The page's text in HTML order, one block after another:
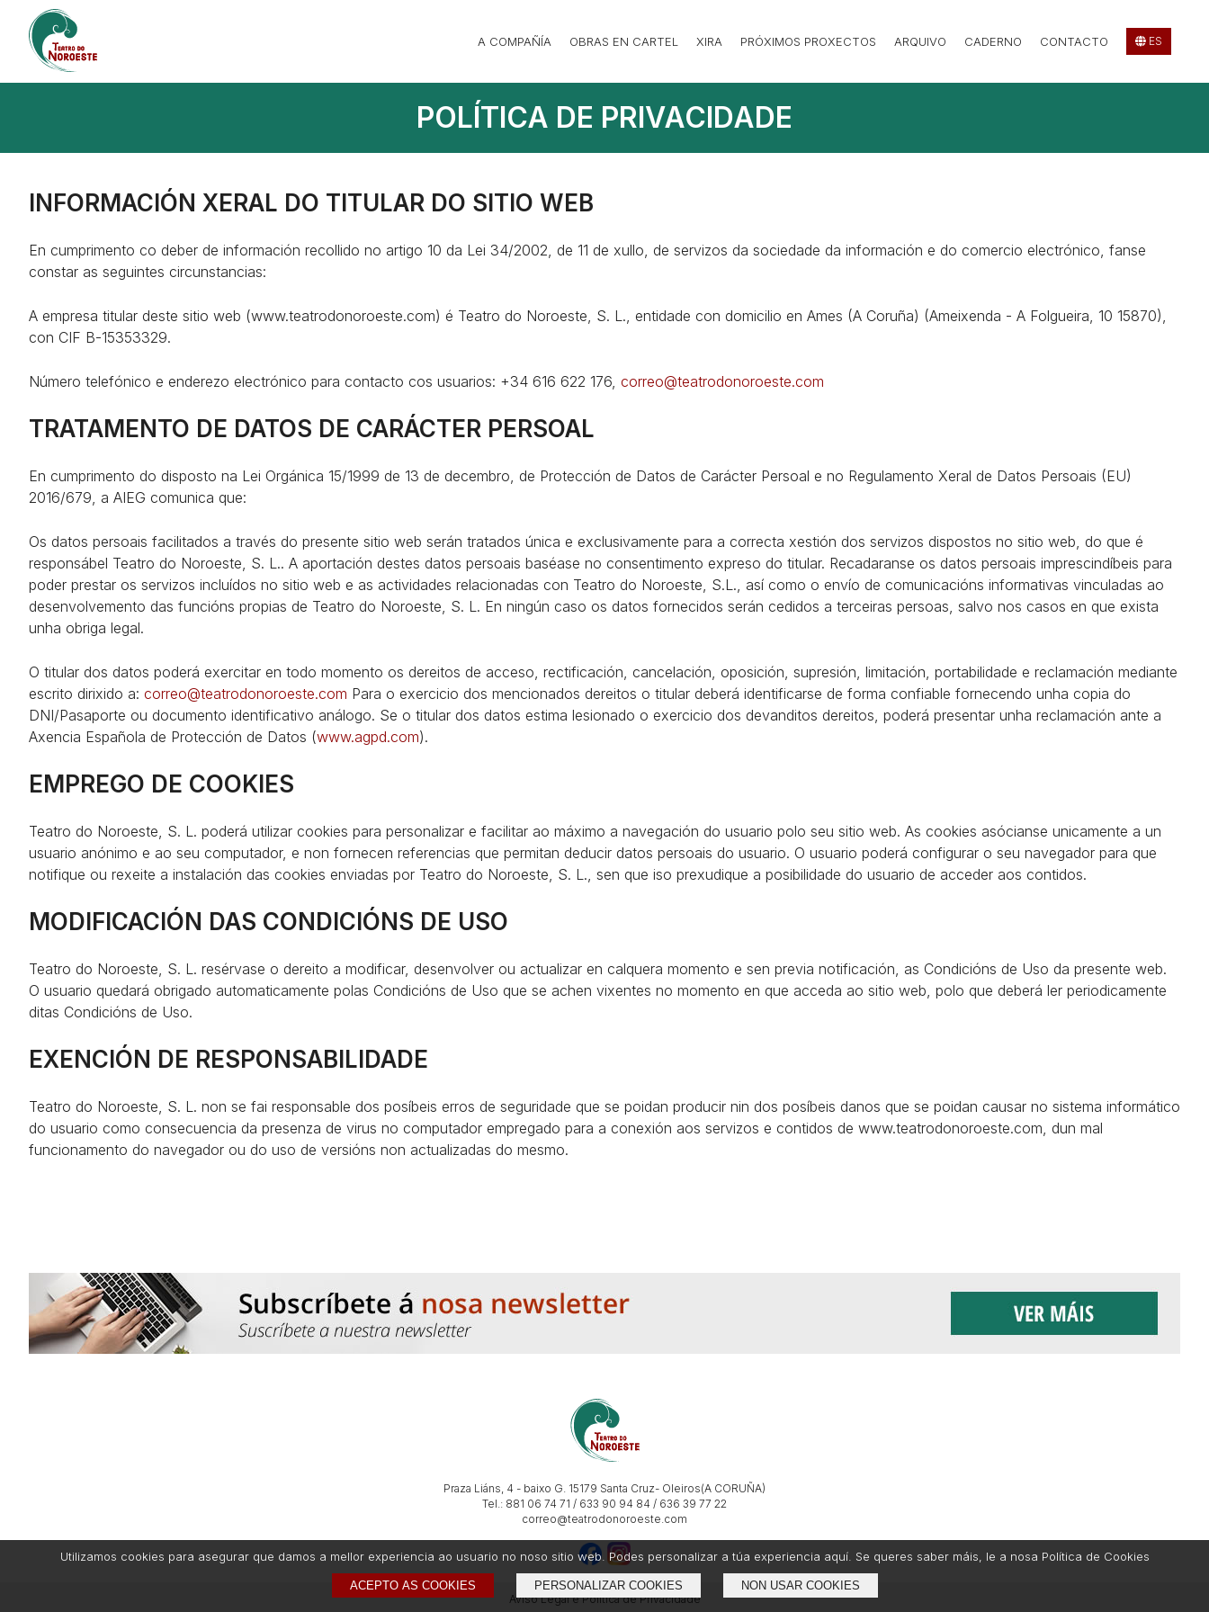
A COMPAÑÍA OBRAS EN CARTEL XIRA PRÓXIMOS PROXECTOS ARQUIVO CADERNO CONTACTO ES
POLÍTICA DE PRIVACIDADE
INFORMACIÓN XERAL DO TITULAR DO SITIO WEB
En cumprimento co deber de información recollido no artigo 10 da Lei 34/2002, de 11 de xullo, de servizos da sociedade da información e do comercio electrónico, fanse
constar as seguintes circunstancias:
A empresa titular deste sitio web (www.teatrodonoroeste.com) é Teatro do Noroeste, S. L., entidade con domicilio en Ames (A Coruña) (Ameixenda - A Folgueira, 10 15870),
con CIF B-15353329.
Número telefónico e enderezo electrónico para contacto cos usuarios: +34 616 622 176, correo@teatrodonoroeste.com
TRATAMENTO DE DATOS DE CARÁCTER PERSOAL
En cumprimento do disposto na Lei Orgánica 15/1999 de 13 de decembro, de Protección de Datos de Carácter Persoal e no Regulamento Xeral de Datos Persoais (EU)
2016/679, a AIEG comunica que:
Os datos persoais facilitados a través do presente sitio web serán tratados única e exclusivamente para a correcta xestión dos servizos dispostos no sitio web, do que é
responsábel Teatro do Noroeste, S. L.. A aportación destes datos persoais baséase no consentimento expreso do titular. Recadaranse os datos persoais imprescindíbeis para
poder prestar os servizos incluídos no sitio web e as actividades relacionadas con Teatro do Noroeste, S.L., así como o envío de comunicacións informativas vinculadas ao
desenvolvemento das funcións propias de Teatro do Noroeste, S. L. En ningún caso os datos fornecidos serán cedidos a terceiras persoas, salvo nos casos en que exista
unha obriga legal.
O titular dos datos poderá exercitar en todo momento os dereitos de acceso, rectificación, cancelación, oposición, supresión, limitación, portabilidade e reclamación mediante
escrito dirixido a: correo@teatrodonoroeste.com Para o exercicio dos mencionados dereitos o titular deberá identificarse de forma confiable fornecendo unha copia do
DNI/Pasaporte ou documento identificativo análogo. Se o titular dos datos estima lesionado o exercicio dos devanditos dereitos, poderá presentar unha reclamación ante a
Axencia Española de Protección de Datos (www.agpd.com).
EMPREGO DE COOKIES
Teatro do Noroeste, S. L. poderá utilizar cookies para personalizar e facilitar ao máximo a navegación do usuario polo seu sitio web. As cookies asócianse unicamente a un
usuario anónimo e ao seu computador, e non fornecen referencias que permitan deducir datos persoais do usuario. O usuario poderá configurar o seu navegador para que
notifique ou rexeite a instalación das cookies enviadas por Teatro do Noroeste, S. L., sen que iso prexudique a posibilidade do usuario de acceder aos contidos.
MODIFICACIÓN DAS CONDICIÓNS DE USO
Teatro do Noroeste, S. L. resérvase o dereito a modificar, desenvolver ou actualizar en calquera momento e sen previa notificación, as Condicións de Uso da presente web.
O usuario quedará obrigado automaticamente polas Condicións de Uso que se achen vixentes no momento en que acceda ao sitio web, polo que deberá ler periodicamente
ditas Condicións de Uso.
EXENCIÓN DE RESPONSABILIDADE
Teatro do Noroeste, S. L. non se fai responsable dos posíbeis erros de seguridade que se poidan producir nin dos posíbeis danos que se poidan causar no sistema informático
do usuario como consecuencia da presenza de virus no computador empregado para a conexión aos servizos e contidos de www.teatrodonoroeste.com, dun mal
funcionamento do navegador ou do uso de versións non actualizadas do mesmo.
Praza Liáns, 4 - baixo G. 15179 Santa Cruz- Oleiros(A CORUÑA)
Tel.: 881 06 74 71 / 633 90 94 84 / 636 39 77 22
correo@teatrodonoroeste.com
Aviso Legal e Política de Privacidade
Utilizamos cookies para asegurar que damos a mellor experiencia ao usuario no noso sitio web. Podes personalizar a túa experiencia aquí­. Se queres saber máis, le a nosa Polí­tica de Cookies
ACEPTO AS COOKIES PERSONALIZAR COOKIES NON USAR COOKIES